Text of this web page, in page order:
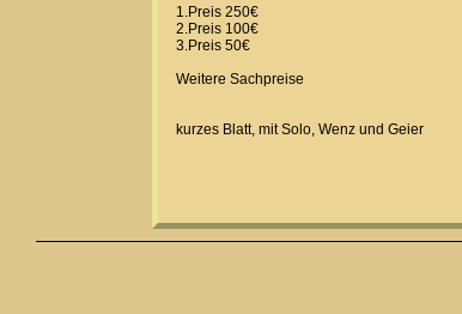
1.Preis 250€
2.Preis 100€
3.Preis 50€
Weitere Sachpreise
kurzes Blatt, mit Solo, Wenz und Geier